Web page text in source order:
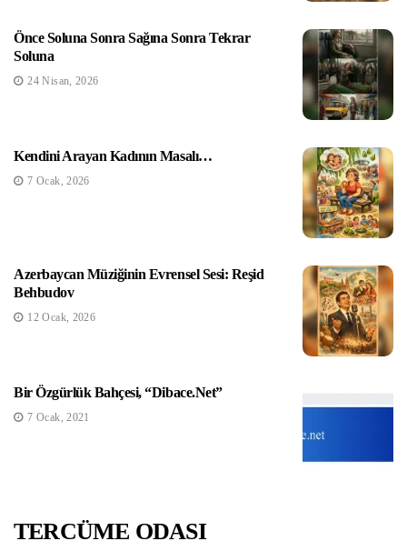
Önce Soluna Sonra Sağına Sonra Tekrar
Soluna
24 Nisan, 2026
Kendini Arayan Kadının Masalı…
7 Ocak, 2026
Azerbaycan Müziğinin Evrensel Sesi: Reşid
Behbudov
12 Ocak, 2026
Bir Özgürlük Bahçesi, “dibace.net”
7 Ocak, 2021
TERCÜME ODASI